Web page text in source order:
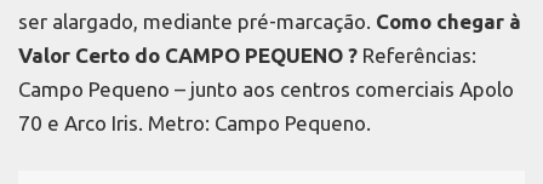
ser alargado, mediante pré-marcação. Como chegar à
Valor Certo do CAMPO PEQUENO ? Referências:
Campo Pequeno – junto aos centros comerciais Apolo
70 e Arco Iris. Metro: Campo Pequeno.